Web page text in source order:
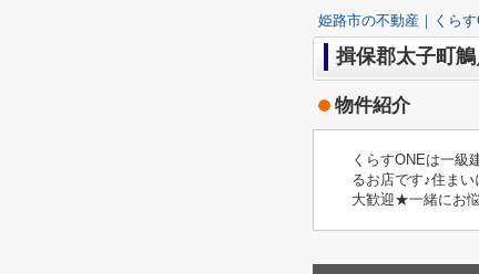
姫路市の不動産｜くら
揖保郡太子町
物件紹介
くらすONEは一級
るお店です♪住ま
大歓迎★一緒にお